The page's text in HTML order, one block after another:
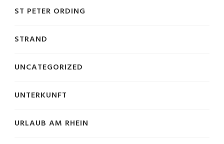
ST PETER ORDING
STRAND
UNCATEGORIZED
UNTERKUNFT
URLAUB AM RHEIN